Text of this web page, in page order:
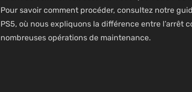
Pour savoir comment procéder, consultez notre
PS5, où nous expliquons la différence entre l’arrêt
nombreuses opérations de maintenance.